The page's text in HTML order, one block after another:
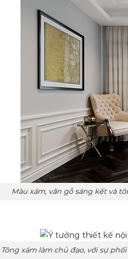
vân gỗ sáng kết và tông
làm chủ đạo, với sự phối